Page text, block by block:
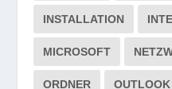
INSTALLATION
MICROSOFT
ORDNER OUTLOOK